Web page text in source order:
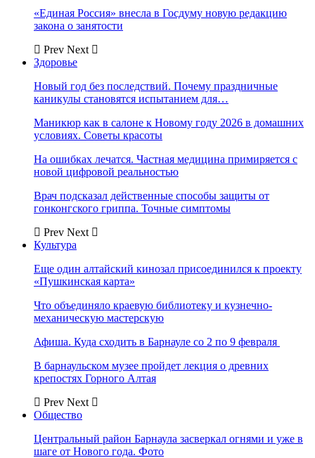
«Единая Россия» внесла в Госдуму новую редакцию
закона о занятости
Prev Next
Здоровье
Новый год без последствий. Почему праздничные
каникулы становятся испытанием для…
Маникюр как в салоне к Новому году 2026 в домашних
условиях. Советы красоты
На ошибках лечатся. Частная медицина примиряется с
новой цифровой реальностью
Врач подсказал действенные способы защиты от
гонконгского гриппа. Точные симптомы
Prev Next
Культура
Еще один алтайский кинозал присоединился к проекту
«Пушкинская карта»
Что объединяло краевую библиотеку и кузнечно-
механическую мастерскую
Афиша. Куда сходить в Барнауле со 2 по 9 февраля
В барнаульском музее пройдет лекция о древних
крепостях Горного Алтая
Prev Next
Общество
Центральный район Барнаула засверкал огнями и уже в
шаге от Нового года. Фото